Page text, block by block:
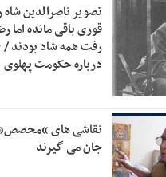
فنی و سیاسی ایران و عمان
کشاورزی استان: کشاورزان
کنند
سال ۱۴۰۴ تا پایان شهریورماه
تصویر ناصرالدین شاه
قوری باقی مانده اما
درباره حکومت پهلوی
نقاشی های
جان می گیرند